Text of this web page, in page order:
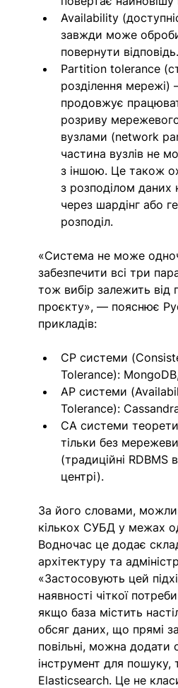
Availability
завжди може
повернути відповідь.
Partition tolerance
розділення
продовжує
розриву
вузлами (network
частина вузлів не
з іншою. Це також
з розподілом даних
через шардінг або
розподіл.
«Система не може
забезпечити всі три
тож вибір залежить від
проєкту», — пояснює
прикладів:
CP системи
Tolerance):
AP системи
Tolerance):
CA системи
тільки без
(традиційні
центрі).
За його словами,
кількох СУБД у межах
Водночас це додає
архітектуру та
«Застосовують цей
наявності чіткої
якщо база містить
обсяг даних, що прямі
повільні, можна додати
інструмент для пошуку,
Elasticsearch. Це не